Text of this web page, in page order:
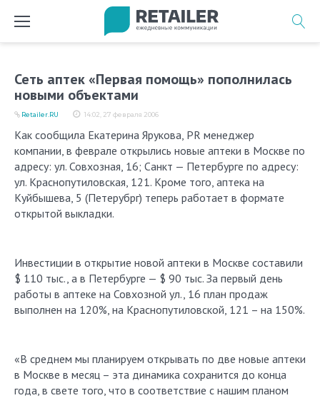
Сеть аптек «Первая помощь» пополнилась
новыми объектами
14:02, 27 февраля 2006
Retailer.RU
Как сообщила Екатерина Ярукова, PR менеджер
компании, в феврале открылись новые аптеки в Москве по
адресу: ул. Совхозная, 16; Санкт — Петербурге по адресу:
ул. Краснопутиловская, 121. Кроме того, аптека на
Куйбышева, 5 (Петерубрг) теперь работает в формате
открытой выкладки.
Инвестиции в открытие новой аптеки в Москве составили
$ 110 тыс., а в Петербурге — $ 90 тыс. За первый день
работы в аптеке на Совхозной ул., 16 план продаж
выполнен на 120%, на Краснопутиловской, 121 – на 150%.
«В среднем мы планируем открывать по две новые аптеки
в Москве в месяц – эта динамика сохранится до конца
года, в свете того, что в соответствие с нашим планом